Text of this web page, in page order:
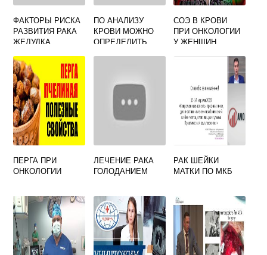
ФАКТОРЫ РИСКА
РАЗВИТИЯ РАКА
ЖЕЛУДКА
ПО АНАЛИЗУ
КРОВИ МОЖНО
ОПРЕДЕЛИТЬ
СОЭ В КРОВИ
ПРИ ОНКОЛОГИИ
У ЖЕНЩИН
ПЕРГА ПРИ
ОНКОЛОГИИ
ЛЕЧЕНИЕ РАКА
ГОЛОДАНИЕМ
РАК ШЕЙКИ
МАТКИ ПО МКБ